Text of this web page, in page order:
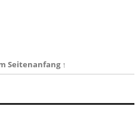
Seitenanfang ↑